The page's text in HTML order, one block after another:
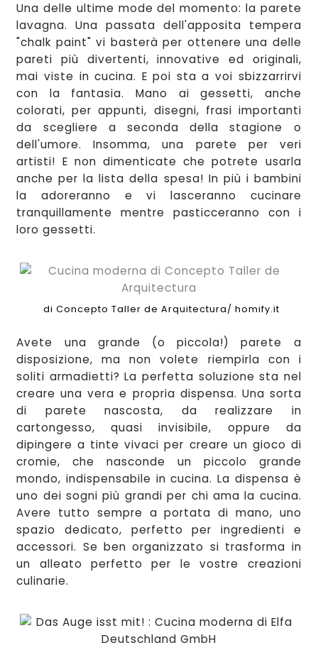
Una delle ultime mode del momento: la parete
lavagna. Una passata dell'apposita tempera
"chalk paint" vi basterà per ottenereuna delle
paretipiù divertenti, innovative ed originali,
mai viste in cucina. E poi sta a voi sbizzarrirvi
con la fantasia. Mano ai gessetti, anche
colorati, per appunti, disegni, frasi importanti
da scegliere a seconda della stagione o
dell'umore. Insomma,una parete per veri
artisti! E non dimenticate che potrete usarla
anche per la lista della spesa! In più i bambini
la adoreranno e vi lasceranno cucinare
tranquillamentementre pasticceranno con i
loro gessetti.
di Concepto Taller de Arquitectura/ homify.it
Avete una grande (o piccola!) parete
a
disposizione, ma non volete riempirla con i
soliti armadietti?La perfetta soluzione sta nel
creare una vera e propria dispensa. Una sorta
di parete nascosta, da realizzare in
cartongesso, quasi invisibile, oppure da
dipingerea tinte vivaci per creare un gioco di
cromie, che nasconde un piccolo grande
mondo, indispensabile in cucina. La dispensa è
uno dei sogni più grandi per chi ama la cucina.
Avere tutto sempre a portata di mano, uno
spazio dedicato, perfetto per ingredienti e
accessori. Se ben organizzato si trasforma in
un alleato perfetto per le vostre creazioni
culinarie.